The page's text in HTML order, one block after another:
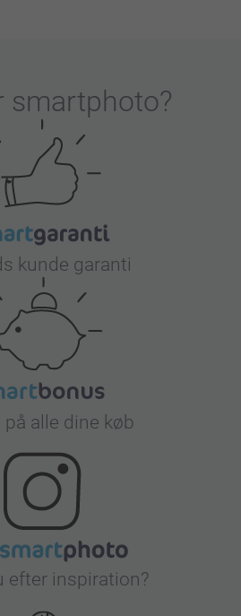
smartphoto?
kunde garanti
på alle dine køb
efter inspiration?